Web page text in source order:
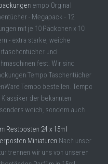
empo Orginal
- Megapack - 12
mit je 10 Päckchen x 10
- extra starke, weiche
und
fest. Wir sind
Tempo Taschentücher
Tempo bestellen. Tempo
der bekannten
weich, sondern auch ...
Restposten 24 x 15ml
Miniaturen Nach unser
trennen wir uns von unseren